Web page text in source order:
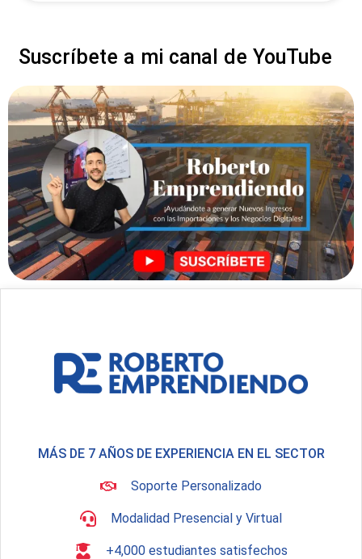
Suscríbete a mi canal de YouTube
MÁS DE 7 AÑOS DE EXPERIENCIA EN EL SECTOR
Soporte Personalizado
Modalidad Presencial y Virtual
+4,000 estudiantes satisfechos